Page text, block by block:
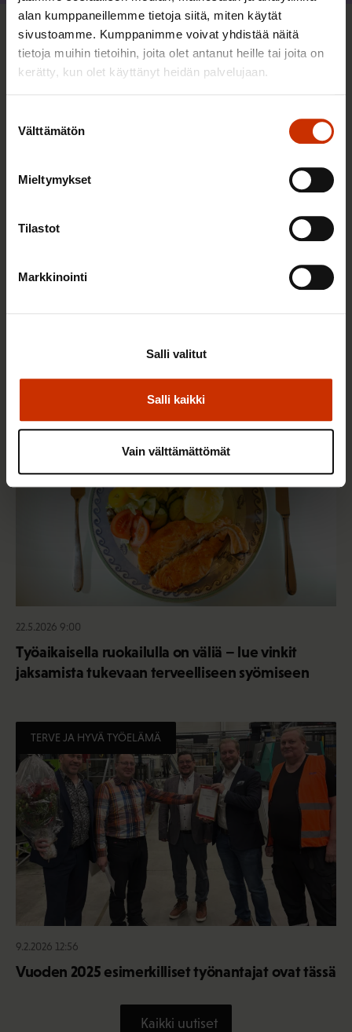
alan kumppaneillemme tietoja siitä, miten käytät
sivustoamme. Kumppanimme voivat yhdistää näitä
tietoja muihin tietoihin, joita olet antanut heille tai joita on
kerätty, kun olet käyttänyt heidän palvelujaan.
valinta
Välttämätön
Mieltymykset
Tilastot
Markkinointi
Salli kaikki
Salli valitut
Vain välttämättömät
Sinua saattaa myös kiinnostaa
hyvinvoiva työelämä on yhteinen asia
22.5.2026 9:00
Työaikaisella ruokailulla on väliä – lue vinkit
jaksamista tukevaan terveelliseen syömiseen
TERVE JA HYVÄ TYÖELÄMÄ
9.2.2026 12:56
Vuoden 2025 esimerkilliset työnantajat ovat tässä
Kaikki uutiset